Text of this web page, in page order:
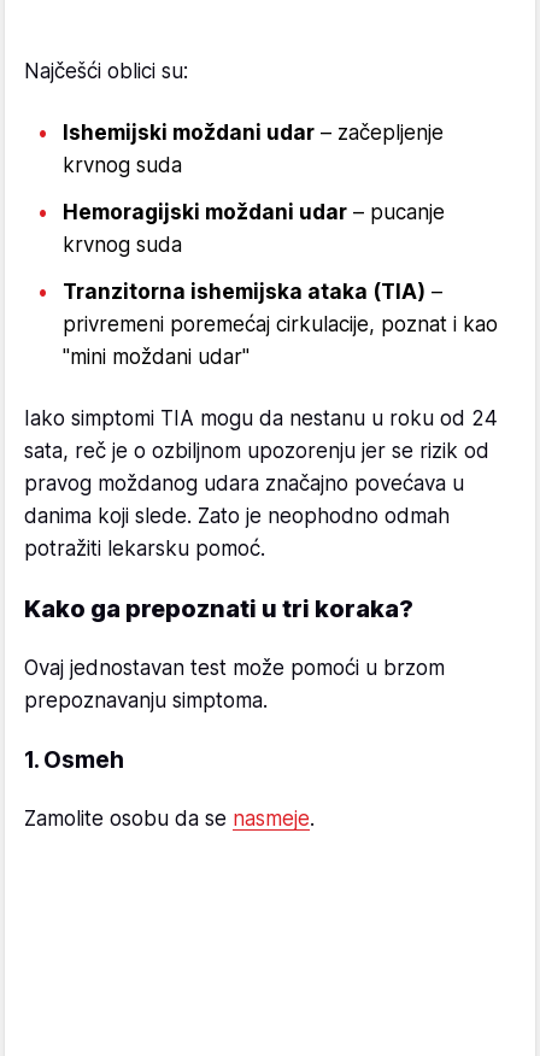
Najčešći oblici su:
Ishemijski moždani udar – začepljenje
krvnog suda
Hemoragijski moždani udar – pucanje
krvnog suda
Tranzitorna ishemijska ataka (TIA) –
privremeni poremećaj cirkulacije, poznat i kao
"mini moždani udar"
Iako simptomi TIA mogu da nestanu u roku od 24
sata, reč je o ozbiljnom upozorenju jer se rizik od
pravog moždanog udara značajno povećava u
danima koji slede. Zato je neophodno odmah
potražiti lekarsku pomoć.
Kako ga prepoznati u tri koraka?
Ovaj jednostavan test može pomoći u brzom
prepoznavanju simptoma.
1. Osmeh
Zamolite osobu da se nasmeje.